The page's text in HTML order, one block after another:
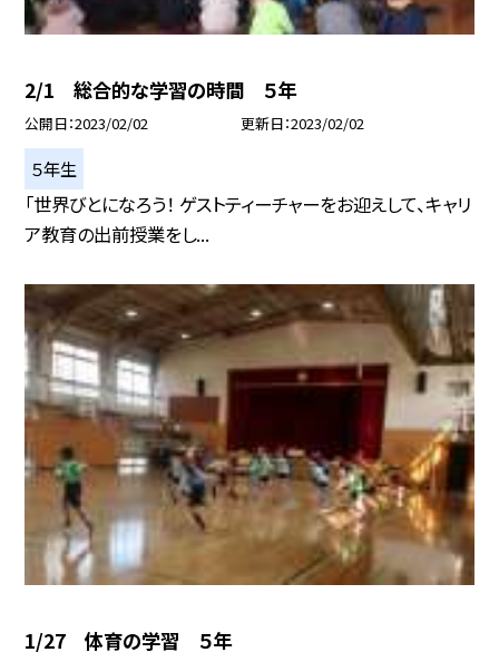
2/1 総合的な学習の時間 ５年
公開日 2023/02/02 更新日 2023/02/02
５年生
「世界びとになろう！ ゲストティーチャーをお迎えして、キャリ
ア教育の出前授業をし...
1/27 体育の学習 ５年